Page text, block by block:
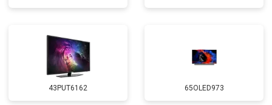
43PUT6162 65OLED973